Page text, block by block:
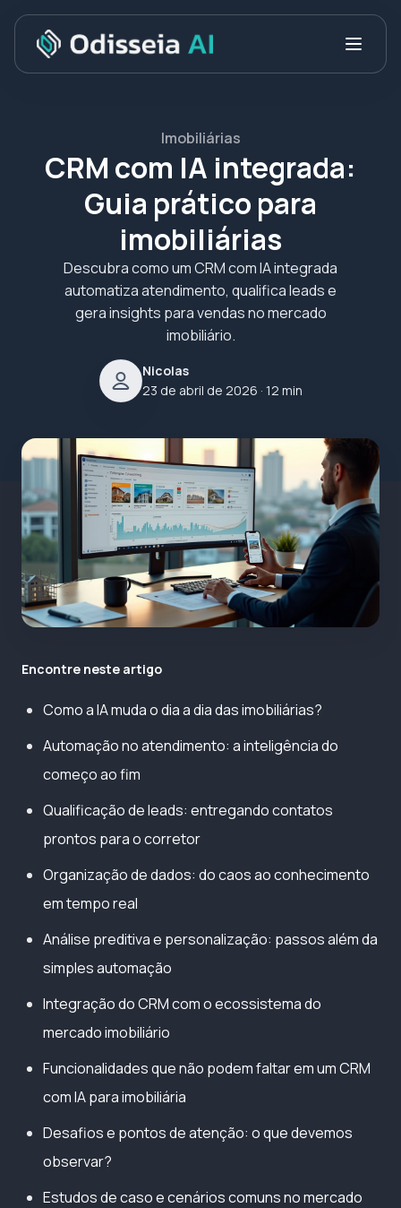
Imobiliárias
CRM com IA integrada:
Guia prático para
imobiliárias
Descubra como um CRM com IA integrada
automatiza atendimento, qualifica leads e
gera insights para vendas no mercado
imobiliário.
Nicolas
23 de abril de 2026 · 12 min
Encontre neste artigo
Como a IA muda o dia a dia das imobiliárias?
Automação no atendimento: a inteligência do
começo ao fim
Qualificação de leads: entregando contatos
prontos para o corretor
Organização de dados: do caos ao conhecimento
em tempo real
Análise preditiva e personalização: passos além da
simples automação
Integração do CRM com o ecossistema do
mercado imobiliário
Funcionalidades que não podem faltar em um CRM
com IA para imobiliária
Desafios e pontos de atenção: o que devemos
observar?
Estudos de caso e cenários comuns no mercado